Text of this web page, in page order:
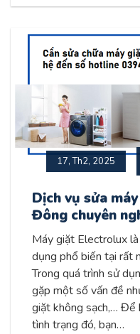
17, Th2, 2025
Dịch vụ sửa
Đông chuyên
Máy giặt Electrolux
dụng phổ biến tại rất
Trong quá trình sử
gặp một số vấn đề
giặt không sạch,… Để
tình trạng đó, bạn…